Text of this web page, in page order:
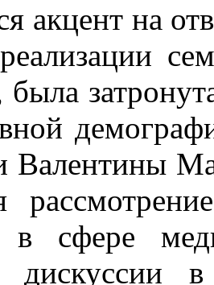
акцент на
была
Валентины
в сфере
дискуссии